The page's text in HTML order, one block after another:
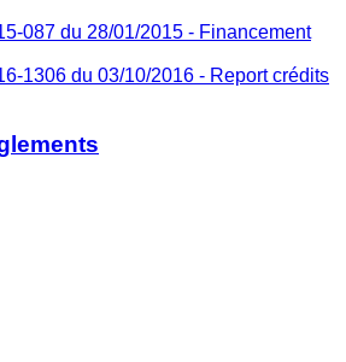
087 du 28/01/2015 - Financement
1306 du 03/10/2016 - Report crédits